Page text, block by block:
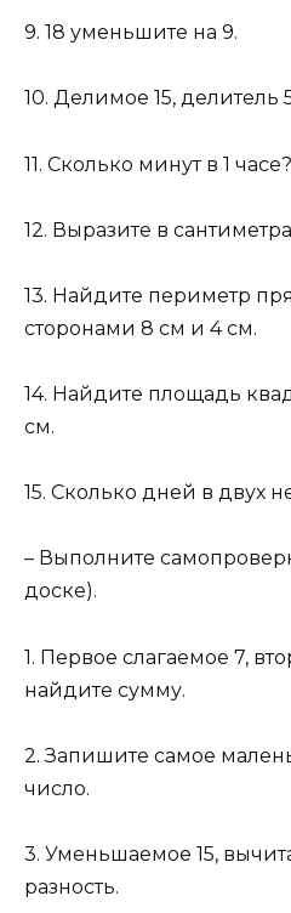
9. 18 уменьшите на 9.
10. Делимое 15, делитель
11. Сколько минут в 1 часе?
12. Выразите в
13. Найдите периметр
сторонами 8 см и 4 см.
14. Найдите площадь
см.
15. Сколько дней в двух
– Выполните
доске).
1. Первое слагаемое 7,
найдите сумму.
2. Запишите самое
число.
3. Уменьшаемое 15,
разность.